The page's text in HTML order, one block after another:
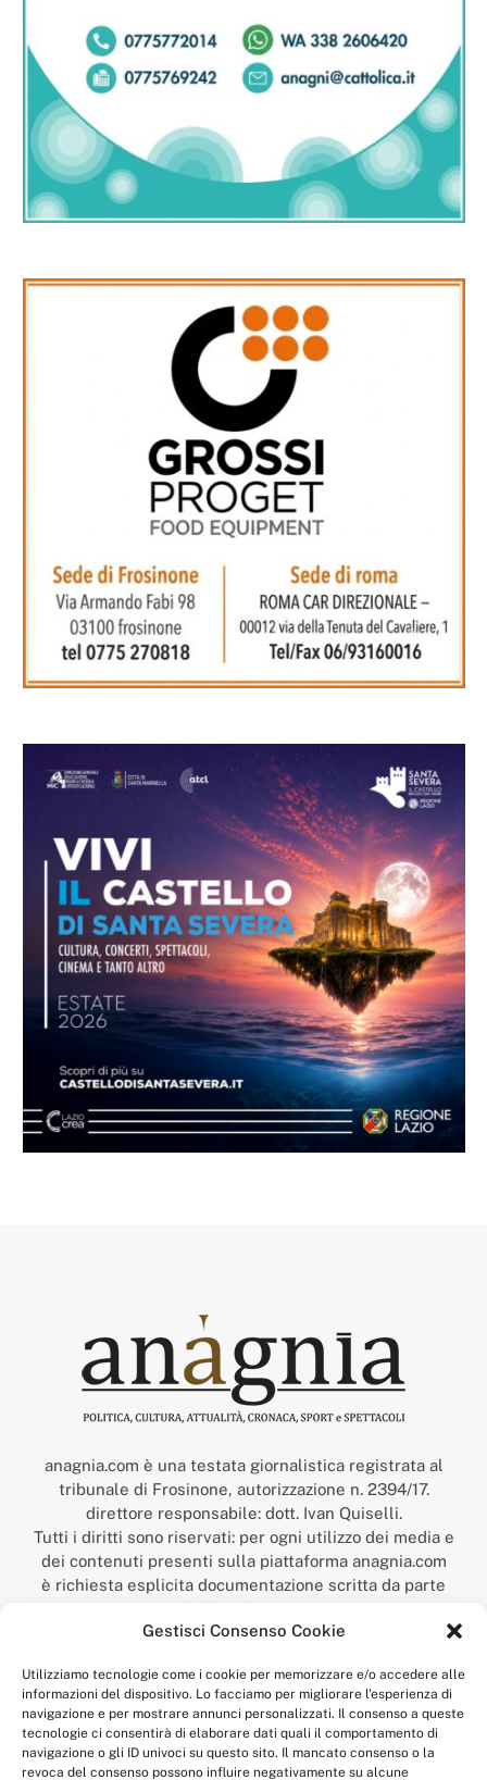
Gestisci Consenso Cookie
Utilizziamo tecnologie come i cookie per memorizzare e/o accedere alle
informazioni del dispositivo. Lo facciamo per migliorare l'esperienza di
navigazione e per mostrare annunci personalizzati. Il consenso a queste
tecnologie ci consentirà di elaborare dati quali il comportamento di
navigazione o gli ID univoci su questo sito. Il mancato consenso o la
revoca del consenso possono influire negativamente su alcune
anagnia.com è una testata giornalistica registrata al
tribunale di Frosinone, autorizzazione n. 2394/17.
direttore responsabile: dott. Ivan Quiselli.
Tutti i diritti sono riservati: per ogni utilizzo dei media e
dei contenuti presenti sulla piattaforma anagnia.com
è richiesta esplicita documentazione scritta da parte
della redazione.
“Anagnia” è un marchio registrato presso l’Ufficio Italiano
Economico,
num. registrazione: 302017000014044 del 9 febbraio 2017.
Per contatti:redazione@anagnia.com